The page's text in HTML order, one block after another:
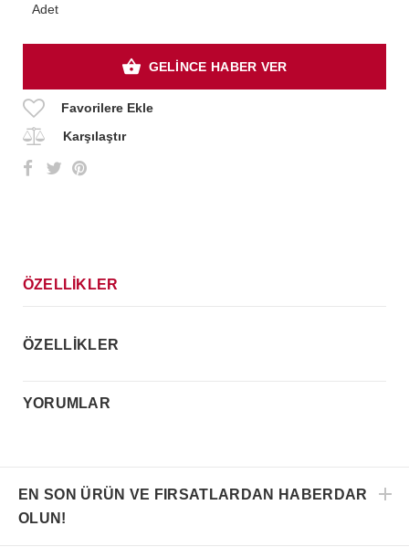
Adet
GELİNCE HABER VER
Favorilere Ekle
Karşılaştır
ÖZELLİKLER
ÖZELLİKLER
YORUMLAR
EN SON ÜRÜN VE FIRSATLARDAN HABERDAR
OLUN!